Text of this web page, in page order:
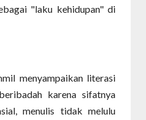
"laku kehidupan" di
menyampaikan literasi
karena sifatnya
menulis tidak melulu